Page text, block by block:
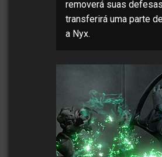
removerá suas
transferirá uma parte
a Nyx.